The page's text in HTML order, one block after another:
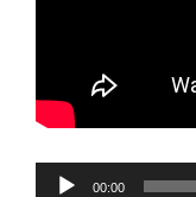
Reproductor
00:00